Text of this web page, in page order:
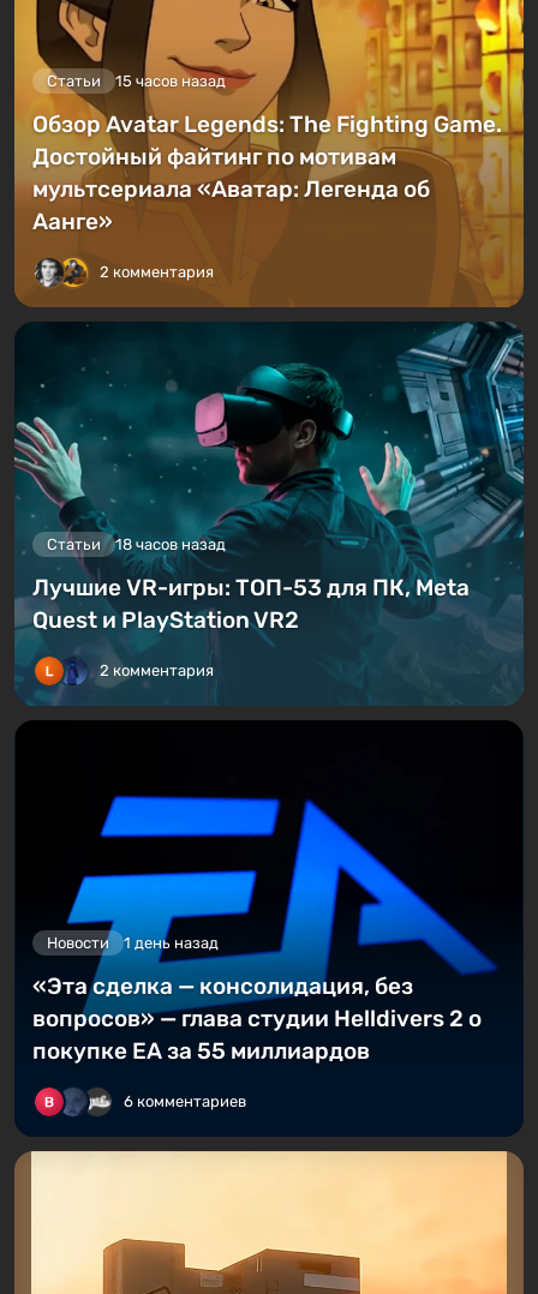
Статьи 15 часов назад
Обзор Avatar Legends: The Fighting Game.
Достойный файтинг по мотивам
мультсериала «Аватар: Легенда об
Аанге»
2 комментария
Статьи 18 часов назад
Лучшие VR-игры: ТОП-53 для ПК, Meta
Quest и PlayStation VR2
2 комментария
Новости 1 день назад
«Эта сделка — консолидация, без
вопросов» — глава студии Helldivers 2 о
покупке EA за 55 миллиардов
6 комментариев